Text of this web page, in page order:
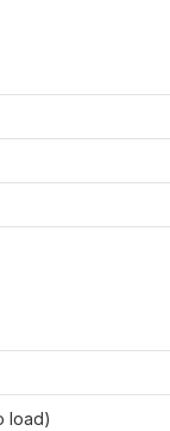
load)